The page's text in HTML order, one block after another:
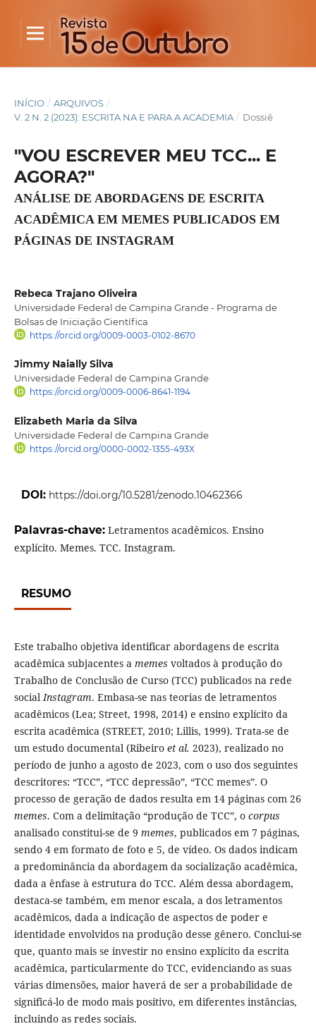
INÍCIO / ARQUIVOS /
V. 2 N. 2 (2023): ESCRITA NA E PARA A ACADEMIA / Dossiê
"VOU ESCREVER MEU TCC... E
AGORA?"
ANÁLISE DE ABORDAGENS DE ESCRITA
ACADÊMICA EM MEMES PUBLICADOS EM
PÁGINAS DE INSTAGRAM
Rebeca Trajano Oliveira
Universidade Federal de Campina Grande - Programa de
Bolsas de Iniciação Científica
https://orcid.org/0009-0003-0102-8670
Jimmy Naially Silva
Universidade Federal de Campina Grande
https://orcid.org/0009-0006-8641-1194
Elizabeth Maria da Silva
Universidade Federal de Campina Grande
https://orcid.org/0000-0002-1355-493X
DOI: https://doi.org/10.5281/zenodo.10462366
Palavras-chave: Letramentos acadêmicos. Ensino
explícito. Memes. TCC. Instagram.
RESUMO
Este trabalho objetiva identificar abordagens de escrita
acadêmica subjacentes a memes voltados à produção do
Trabalho de Conclusão de Curso (TCC) publicados na rede
socialInstagram. Embasa-se nas teorias de letramentos
acadêmicos (Lea; Street, 1998, 2014) e ensino explícito da
escrita acadêmica (STREET, 2010; Lillis, 1999). Trata-se de
um estudo documental (Ribeiro et al. 2023), realizado no
período de junho a agosto de 2023, com o uso dos seguintes
descritores: “TCC”, “TCC depressão”, “TCC memes”. O
processo de geração de dados resulta em 14 páginas com 26
memes. Com a delimitação “produção de TCC”, o corpus
analisado constitui-se de 9 memes, publicados em 7 páginas,
sendo 4 em formato de foto e 5, de vídeo. Os dados indicam
a predominância da abordagem da socialização acadêmica,
dada a ênfase à estrutura do TCC. Além dessa abordagem,
destaca-se também, em menor escala, a dos letramentos
acadêmicos, dada a indicação de aspectos de poder e
identidade envolvidos na produção desse gênero. Conclui-se
que, quanto mais se investir no ensino explícito da escrita
acadêmica, particularmente do TCC, evidenciando as suas
várias dimensões, maior haverá de ser a probabilidade de
significá-lo de modo mais positivo, em diferentes instâncias,
incluindo as redes sociais.